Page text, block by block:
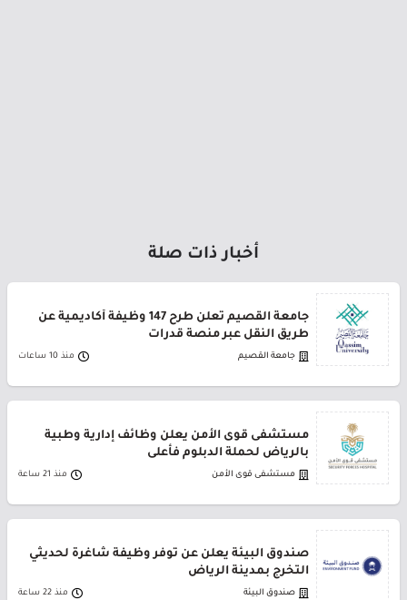
أخبار ذات صلة
جامعة القصيم تعلن طرح 147 وظيفة أكاديمية عن
طريق النقل عبر منصة قدرات
جامعة القصيم منذ 10 ساعات
مستشفى قوى الأمن يعلن وظائف إدارية وطبية
بالرياض لحملة الدبلوم فأعلى
مستشفى قوى الأمن منذ 21 ساعة
صندوق البيئة يعلن عن توفر وظيفة شاغرة لحديثي
التخرج بمدينة الرياض
صندوق البيئة منذ 22 ساعة